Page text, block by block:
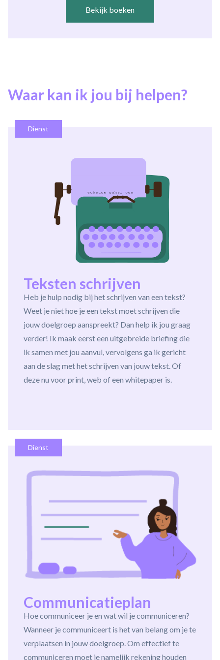
Bekijk boeken
Waar kan ik jou bij helpen?
Dienst
Teksten schrijven
Heb je hulp nodig bij het schrijven van een tekst?
Weet je niet hoe je een tekst moet schrijven die
jouw doelgroep aanspreekt? Dan help ik jou graag
verder! Ik maak eerst een uitgebreide briefing die
ik samen met jou aanvul, vervolgens ga ik gericht
aan de slag met het schrijven van jouw tekst. Of
deze nu voor print, web of een whitepaper is.
Dienst
Communicatieplan
Hoe communiceer je en wat wil je communiceren?
Wanneer je communiceert is het van belang om je te
verplaatsen in jouw doelgroep. Om effectief te
communiceren moet je namelijk rekening houden